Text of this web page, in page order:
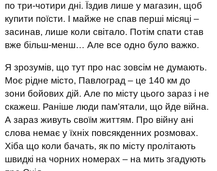
по три-чотири дні. Їздив лише у магазин, щоб
купити поїсти. І майже не спав перші місяці –
засинав, лише коли світало. Потім спати став
вже більш-менш… Але все одно було важко.
Я зрозумів, що тут про нас зовсім не думають.
Моє рідне місто, Павлоград – це 140 км до
зони бойових дій. Але по місту цього зараз і не
скажеш. Раніше люди пам’ятали, що йде війна.
А зараз живуть своїм життям. Про війну ані
слова немає у їхніх повсякденних розмовах.
Хіба що коли бачать, як по місту пролітають
швидкі на чорних номерах – на мить згадують